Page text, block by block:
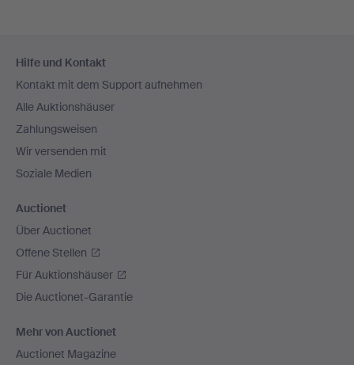
Navigation
Hilfe und Kontakt
Kontakt mit dem Support aufnehmen
Alle Auktionshäuser
Zahlungsweisen
Wir versenden mit
Soziale Medien
Auctionet
Über Auctionet
Offene Stellen
Für Auktionshäuser
Die Auctionet-Garantie
Mehr von Auctionet
Auctionet Magazine